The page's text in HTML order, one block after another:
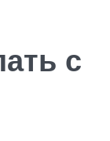
с